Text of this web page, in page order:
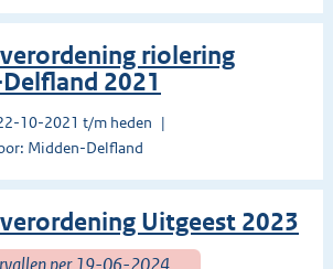
riolering
2021
10-2021 t/m heden
Midden-Delfland
Uitgeest 2023